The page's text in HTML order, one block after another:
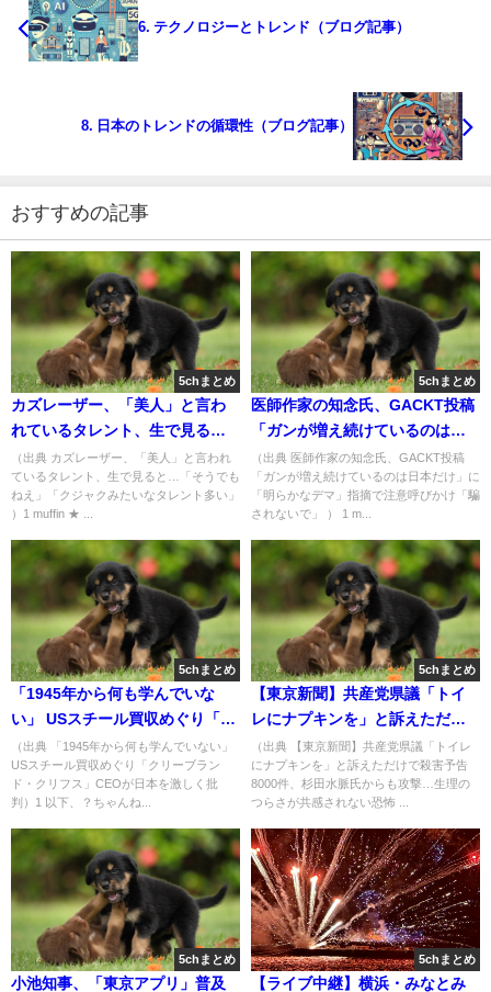
6. テクノロジーとトレンド（ブログ記事）
8. 日本のトレンドの循環性（ブログ記事）
おすすめの記事
5chまとめ
カズレーザー、「美人」と言わ
れているタレント、生で見る
と…「そうでもねえ」「クジャ
クみたいなタレント多い」
[muffin★]
（出典 カズレーザー、「美人」と言われ
ているタレント、生で見ると…「そうでも
ねえ」「クジャクみたいなタレント多い」
）1 muffin ★ ...
5chまとめ
医師作家の知念氏、GACKT投稿
「ガンが増え続けているのは日
本だけ」に「明らかなデマ」指
摘で注意呼びかけ「騙されない
で」 [muffin★]
（出典 医師作家の知念氏、GACKT投稿
「ガンが増え続けているのは日本だけ」に
「明らかなデマ」指摘で注意呼びかけ「騙
されないで」 ） 1 m...
5chまとめ
「1945年から何も学んでいな
い」 USスチール買収めぐり「ク
リーブランド・クリフス」CEO
が日本を激しく批判
（出典 「1945年から何も学んでいない」
USスチール買収めぐり「クリーブラン
ド・クリフス」CEOが日本を激しく批
判）1 以下、？ちゃんね...
5chまとめ
【東京新聞】共産党県議「トイ
レにナプキンを」と訴えただけ
で殺害予告8000件、杉田水脈氏
からも攻撃…生理のつらさが共
感されない恐怖 [nita★]
（出典 【東京新聞】共産党県議「トイレ
にナプキンを」と訴えただけで殺害予告
8000件、杉田水脈氏からも攻撃…生理の
つらさが共感されない恐怖 ...
5chまとめ
小池知事、「東京アプリ」普及
5chまとめ
【ライブ中継】横浜・みなとみ